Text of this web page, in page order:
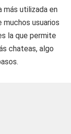
más utilizada en
usuarios
la que permite
chateas, algo